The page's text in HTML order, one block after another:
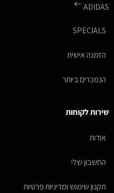
ADIDAS
SPECIALS
הזמנה אישית
הנמכרים ביותר
שירות לקוחות
אודות
החשבון שלי
תקנון שימוש ומדיניות פרטיות